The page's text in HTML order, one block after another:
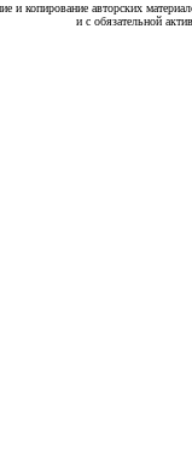
и копирование авторских
и с обязательной